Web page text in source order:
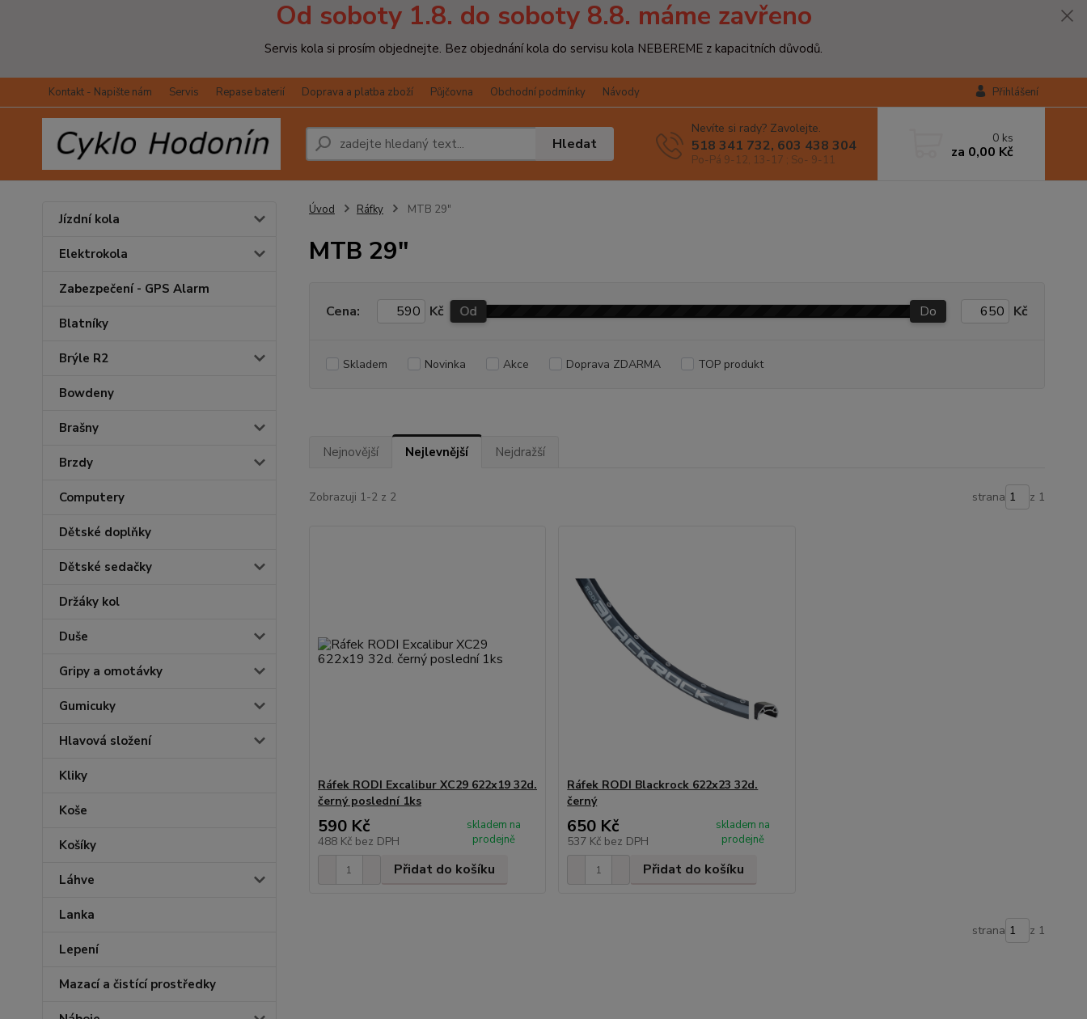
Od soboty 1.8. do soboty 8.8. máme zavřeno
Servis kola si prosím objednejte. Bez objednání kola do servisu kola NEBEREME z kapacitních důvodů.
Kontakt - Napište nám Servis Repase baterií Doprava a platba zboží Půjčovna Obchodní podmínky Návody Přihlášení
Hledat
Nevíte si rady? Zavolejte.
518 341 732, 603 438 304
Po-Pá 9-12, 13-17 ; So- 9-11
0 ks
za 0,00 Kč
Jízdní kola
Elektrokola
Zabezpečení - GPS Alarm
Blatníky
Brýle R2
Bowdeny
Brašny
Brzdy
Computery
Dětské doplňky
Dětské sedačky
Držáky kol
Duše
Gripy a omotávky
Gumicuky
Hlavová složení
Kliky
Koše
Košíky
Láhve
Lanka
Lepení
Mazací a čistící prostředky
Úvod Ráfky MTB 29"
MTB 29"
Cena: Kč Od Do Kč
Skladem Novinka Akce Doprava ZDARMA TOP produkt
Nejnovější Nejlevnější Nejdražší
Zobrazuji 1-2 z 2 strana z 1
Ráfek RODI Excalibur XC29 622x19 32d.
černý poslední 1ks
590 Kč
488 Kč bez DPH
skladem na
prodejně
Přidat do košíku
Ráfek RODI Blackrock 622x23 32d.
černý
650 Kč
537 Kč bez DPH
skladem na
prodejně
Přidat do košíku
strana z 1